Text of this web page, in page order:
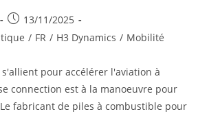
13/11/2025
/ FR / H3 Dynamics / Mobilité
s'allient pour accélérer l'aviation à
connection est à la manoeuvre pour
fabricant de piles à combustible pour